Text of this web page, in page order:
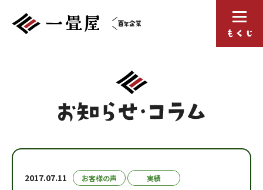
2017.07.11 お客様の声 実績